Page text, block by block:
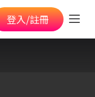
登入/註冊